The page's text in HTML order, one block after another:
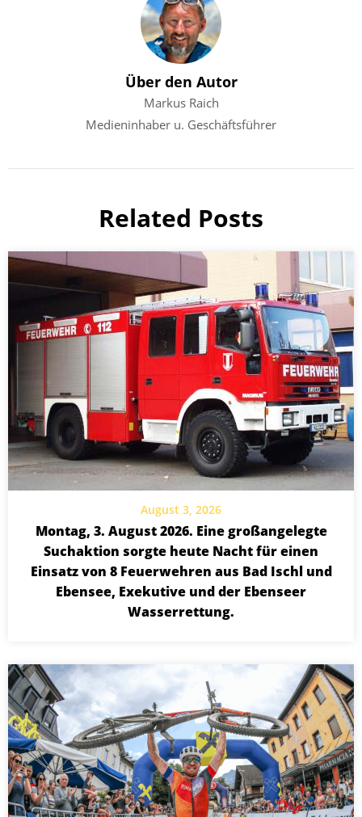
Über den Autor
Markus Raich
Medieninhaber u. Geschäftsführer
Related Posts
August 3, 2026
Montag, 3. August 2026. Eine großangelegte
Suchaktion sorgte heute Nacht für einen
Einsatz von 8 Feuerwehren aus Bad Ischl und
Ebensee, Exekutive und der Ebenseer
Wasserrettung.